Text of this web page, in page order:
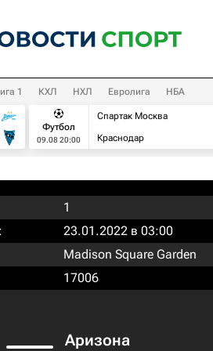
1 КХЛ НХЛ Евролига НБА
Футбол
09.08 20:00
Спартак Москва
Краснодар
1
23.01.2022 в 03:00
Madison Square Garden
17006
Аризона